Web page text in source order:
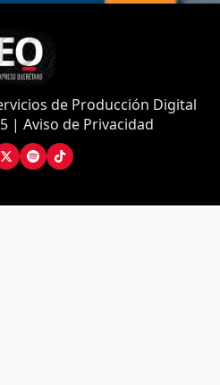
de Producción Digital
| Aviso de Privacidad